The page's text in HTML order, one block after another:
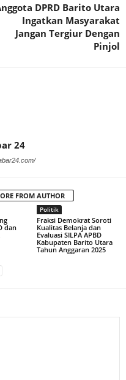
DPRD Barito Utara
Ingatkan Masyarakat
Jangan Tergiur Dengan
Pinjol
24
FROM AUTHOR
dan
Politik
Fraksi Demokrat Soroti
Kualitas Belanja dan
Evaluasi SILPA APBD
Kabupaten Barito Utara
Tahun Anggaran 2025